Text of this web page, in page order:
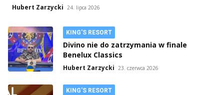
Hubert Zarzycki 24. lipca 2026
KING'S RESORT
Divino nie do zatrzymania w finale
Benelux Classics
Hubert Zarzycki 23. czerwca 2026
KING'S RESORT